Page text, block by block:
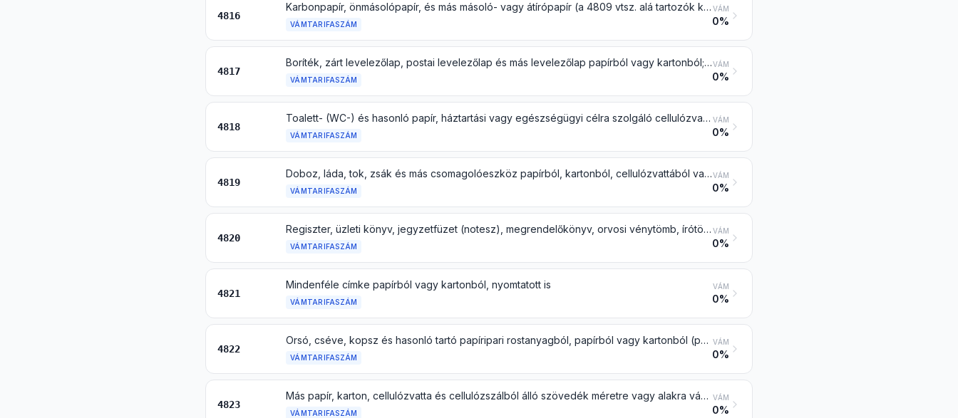
4816
Karbonpapír, önmásolópapír, és más másoló- vagy átírópapír (a 4809 vtsz. alá tartozók kivételével), a sokszorosító stencil- és az ofszet nyomólemezpapír dobozba kiszerelve is
VÁMTARIFASZÁM
VÁM
0%
4817
Boríték, zárt levelezőlap, postai levelezőlap és más levelezőlap papírból vagy kartonból; levelezőpapír-készletet tartalmazó, papírból vagy kartonból készült doboz, tasak, tárca és mappa
VÁMTARIFASZÁM
VÁM
0%
4818
Toalett- (WC-) és hasonló papír, háztartási vagy egészségügyi célra szolgáló cellulózvatta vagy cellulózszálból álló szövedék, legfeljebb 36 cm széles tekercsben vagy méretre vagy alakra vágva; zsebkendő, tisztítókendő, törlő, asztalterítő, szalvéta, lepedő és hasonló háztartási, egészségügyi vagy kórházi cikk, ruházati cikk és ruházati tartozék papíripari rostanyagból, papírból, cellulózvattából vagy cellulózszálból álló szövedékből
VÁMTARIFASZÁM
VÁM
0%
4819
Doboz, láda, tok, zsák és más csomagolóeszköz papírból, kartonból, cellulózvattából vagy cellulózszálból álló szövedékből; iratgyűjtő doboz, levéltartó doboz és hasonló cikk papírból vagy kartonból irodai, üzleti vagy hasonló célra
VÁMTARIFASZÁM
VÁM
0%
4820
Regiszter, üzleti könyv, jegyzetfüzet (notesz), megrendelőkönyv, orvosi vénytömb, írótömb, előjegyzési jegyzettömb, napló és hasonló termék, iskolai füzet, írómappa, iratrendező (cserélhető lapokkal vagy más), dosszié, iratborító, sokszorosított üzleti űrlap, karbon betétlapos tömb és más irodaszer papírból vagy kartonból; album, minták vagy gyűjtemények számára és könyvborító papírból vagy kartonból
VÁMTARIFASZÁM
VÁM
0%
4821
Mindenféle címke papírból vagy kartonból, nyomtatott is
VÁMTARIFASZÁM
VÁM
0%
4822
Orsó, cséve, kopsz és hasonló tartó papíripari rostanyagból, papírból vagy kartonból (perforálva vagy merevítve is)
VÁMTARIFASZÁM
VÁM
0%
4823
Más papír, karton, cellulózvatta és cellulózszálból álló szövedék méretre vagy alakra vágva; más termék papíripari rostanyagból, papírból, kartonból, cellulózvattából vagy cellulózszálból álló szövedékből
VÁMTARIFASZÁM
VÁM
0%